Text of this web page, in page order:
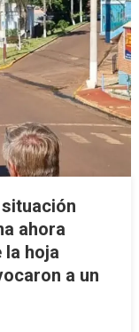
ahora
hoja
a un